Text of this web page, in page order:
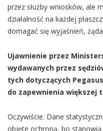
przez służby wniosków, ale
działalność na każdej
domagać się wyjaśnień,
Ujawnienie przez
wydawanych przez
tych dotyczących
do zapewnienia większej
Oczywiście. Dane
objęte ochroną, bo